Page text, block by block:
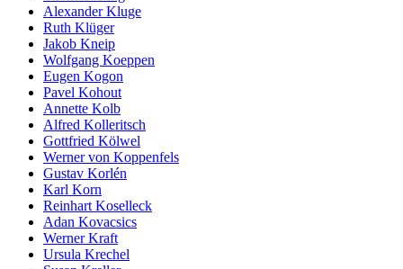
Alexander Kluge
Ruth Klüger
Jakob Kneip
Wolfgang Koeppen
Eugen Kogon
Pavel Kohout
Annette Kolb
Alfred Kolleritsch
Gottfried Kölwel
Werner von Koppenfels
Gustav Korlén
Karl Korn
Reinhart Koselleck
Adan Kovacsics
Werner Kraft
Ursula Krechel